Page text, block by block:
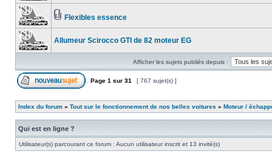
Flexibles essence
Allumeur Scirocco GTI de 82 moteur EG
Afficher les sujets publiés depuis :
Page 1 sur 31 [ 767 sujet(s) ]
Index du forum » Tout sur le fonctionnement de nos belles voitures » Moteur /
Qui est en ligne ?
Utilisateur(s) parcourant ce forum : Aucun utilisateur inscrit et 13 invité(s)